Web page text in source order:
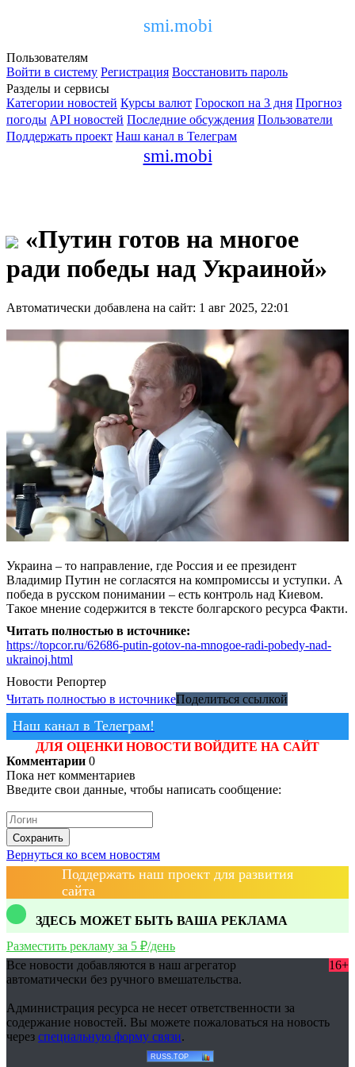
smi.mobi
Пользователям
Войти в систему Регистрация Восстановить пароль
Разделы и сервисы
Категории новостей Курсы валют Гороскоп на 3 дня Прогноз
погоды API новостей Последние обсуждения Пользователи
Поддержать проект Наш канал в Телеграм
smi.mobi
«Путин готов на многое
ради победы над Украиной»
Автоматически добавлена на сайт: 1 авг 2025, 22:01
Украина – то направление, где Россия и ее президент
Владимир Путин не согласятся на компромиссы и уступки. А
победа в русском понимании – есть контроль над Киевом.
Такое мнение содержится в тексте болгарского ресурса Факти.
Читать полностью в источнике:
https://topcor.ru/62686-putin-gotov-na-mnogoe-radi-pobedy-nad-
ukrainoj.html
Новости Репортер
Читать полностью в источникеПоделиться ссылкой
Наш канал в Телеграм!
ДЛЯ ОЦЕНКИ НОВОСТИ ВОЙДИТЕ НА САЙТ
Комментарии 0
Пока нет комментариев
Введите свои данные, чтобы написать сообщение:
Сохранить
Вернуться ко всем новостям
Поддержать наш проект для развития
сайта
ЗДЕСЬ МОЖЕТ БЫТЬ ВАША РЕКЛАМА
Разместить рекламу за 5 ₽/день
Все новости добавляются в наш агрегатор
автоматически без ручного вмешательства.
16+
Администрация ресурса не несет ответственности за
содержание новостей. Вы можете пожаловаться на новость
через специальную форму связи.